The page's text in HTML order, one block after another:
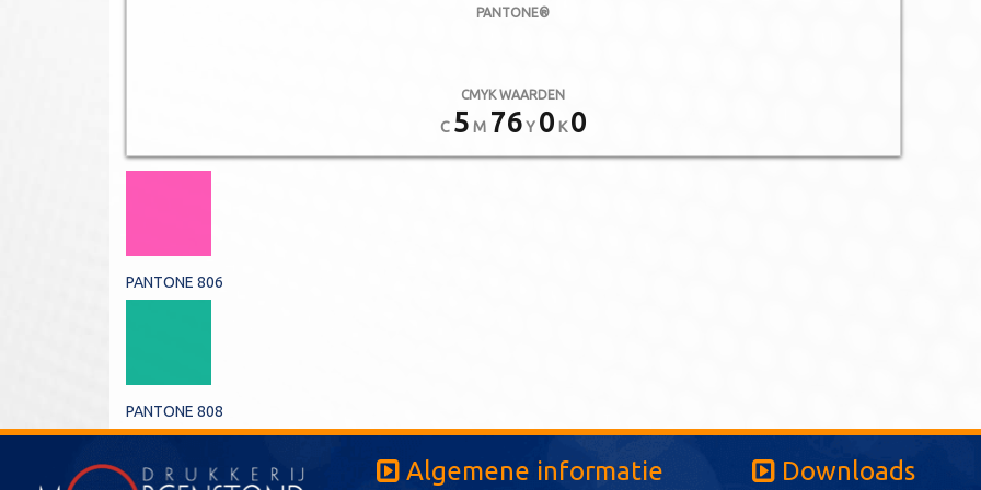
PANTONE®
CMYK WAARDEN
C 5 M 76Y 0 K0
PANTONE 806
PANTONE 808
Algemene informatie Downloads